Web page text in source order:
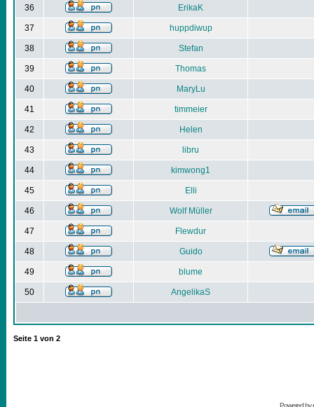
36 ErikaK
37 huppdiwup
38 Stefan
39 Thomas
40 MaryLu
41 timmeier
42 Helen
43 libru
44 kimwong1
45 Elli
46 Wolf Müller
47 Flewdur
48 Guido
49 blume
50 AngelikaS
Seite 1 von 2
Powered by